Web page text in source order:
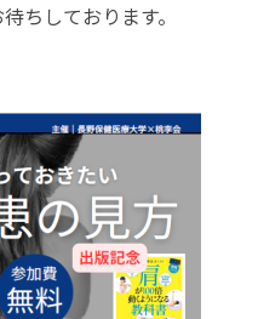
ちしております。